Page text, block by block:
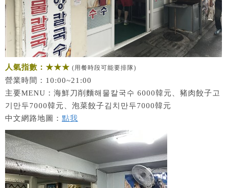
人氣指數：★★★ (用餐時段可能要排隊)
營業時間：10:00~21:00
主要MENU：海鮮刀削麵해물칼국수 6000韓元、豬肉餃子고
기만두7000韓元、泡菜餃子김치만두7000韓元
中文網路地圖： 點我